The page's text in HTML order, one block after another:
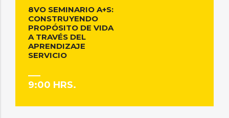
8VO SEMINARIO A+S:
CONSTRUYENDO
PROPÓSITO DE VIDA
A TRAVÉS DEL
APRENDIZAJE
SERVICIO
9:00 HRS.